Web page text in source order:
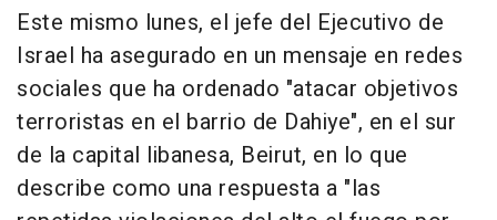
Este mismo lunes, el jefe del Ejecutivo de
Israel ha asegurado en un mensaje en redes
sociales que ha ordenado "atacar objetivos
terroristas en el barrio de Dahiye", en el sur
de la capital libanesa, Beirut, en lo que
describe como una respuesta a "las